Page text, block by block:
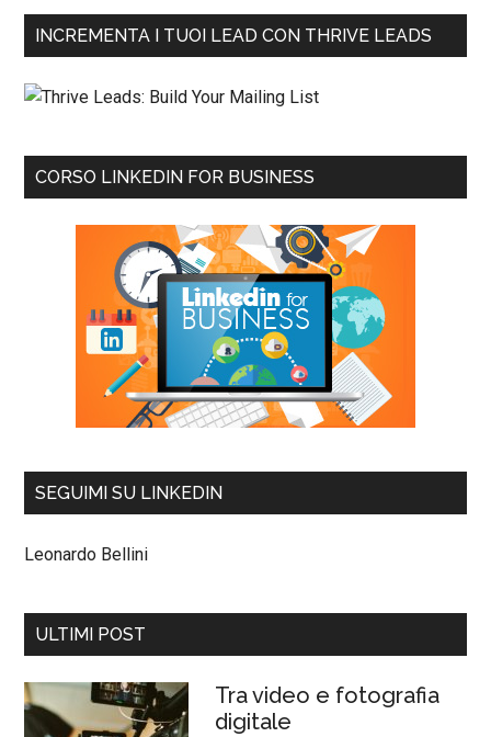
INCREMENTA I TUOI LEAD CON THRIVE LEADS
CORSO LINKEDIN FOR BUSINESS
SEGUIMI SU LINKEDIN
Leonardo Bellini
ULTIMI POST
Tra video e fotografia
digitale